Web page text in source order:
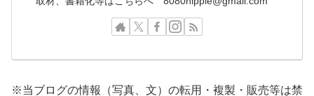
※当ブログの情報（写真、文）の転用・複製・販売等は禁